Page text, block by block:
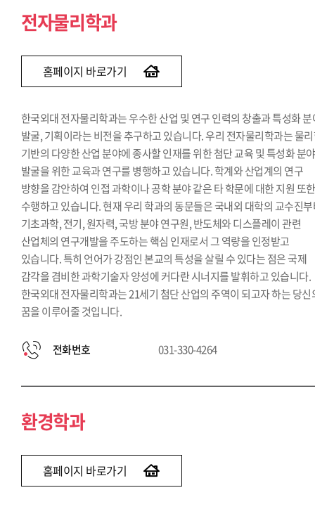
전자물리학과
홈페이지 바로가기
한국외대 전자물리학과는 우수한 산업 및 연구 인력의 창출과 특성화
발굴, 기획이라는 비전을 추구하고 있습니다. 우리 전자물리학과는 물
기반의 다양한 산업 분야에 종사할 인재를 위한 첨단 교육 및 특성화 분
발굴을 위한 교육과 연구를 병행하고 있습니다. 학계와 산업계의 연구
방향을 감안하여 인접 과학이나 공학 분야 같은 타 학문에 대한 지원 또한
수행하고 있습니다. 현재 우리 학과의 동문들은 국내외 대학의 교수진
기초과학, 전기, 원자력, 국방 분야 연구원, 반도체와 디스플레이 관련
산업체의 연구개발을 주도하는 핵심 인재로서 그 역량을 인정받고
있습니다. 특히 언어가 강점인 본교의 특성을 살릴 수 있다는 점은 국제
감각을 겸비한 과학기술자 양성에 커다란 시너지를 발휘하고 있습니다.
한국외대 전자물리학과는 21세기 첨단 산업의 주역이 되고자 하는 당신
꿈을 이루어줄 것입니다.
전화번호 031-330-4264
환경학과
홈페이지 바로가기